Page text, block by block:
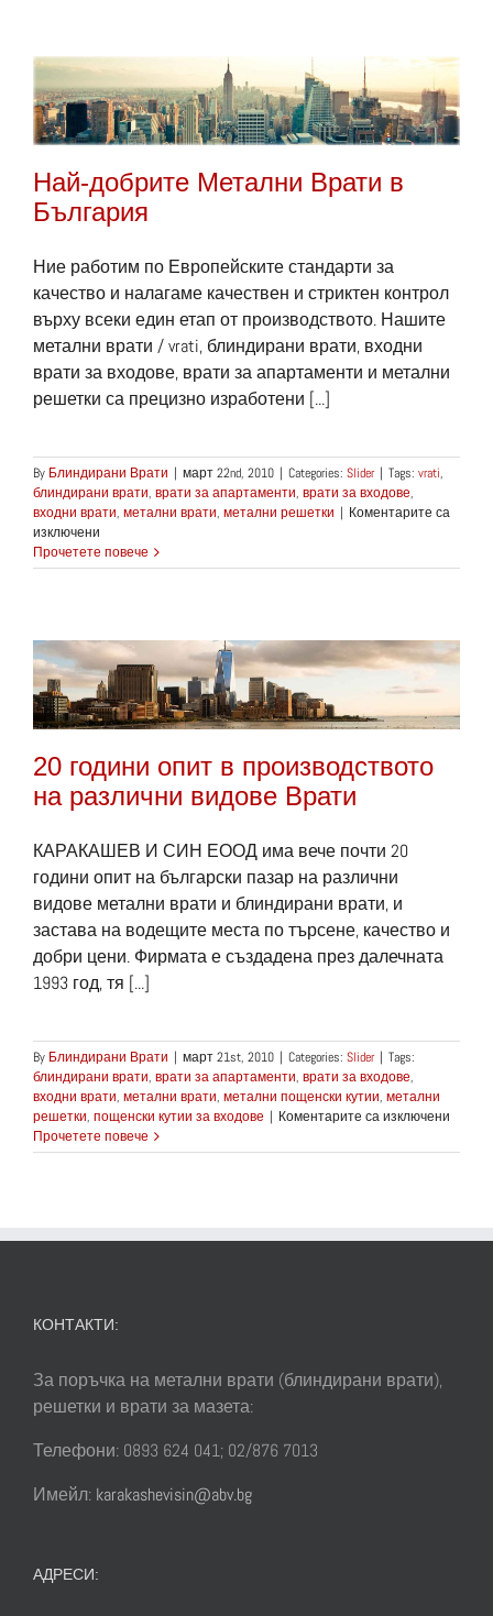
входни
врати
съчетана
с
и
качество
Най-добрите Метални Врати в
България
Ние работим по Европейските стандарти за
качество и налагаме качествен и стриктен контрол
върху всеки един етап от производството. Нашите
метални врати / vrati, блиндирани врати, входни
врати за входове, врати за апартаменти и метални
решетки са прецизно изработени [...]
By Блиндирани Врати | март 22nd, 2010 | Categories: Slider | Tags: vrati,
блиндирани врати, врати за апартаменти, врати за входове,
входни врати, метални врати, метални решетки | Коментарите са
изключени
Най-
добрите
България
Прочетете повече
20 години опит в производството
на различни видове Врати
КАРАКАШЕВ И СИН ЕООД има вече почти 20
години опит на български пазар на различни
видове метални врати и блиндирани врати, и
застава на водещите места по търсене, качество и
добри цени. Фирмата е създадена през далечната
1993 год, тя [...]
By Блиндирани Врати | март 21st, 2010 | Categories: Slider | Tags:
блиндирани врати, врати за апартаменти, врати за входове,
входни врати, метални врати, метални пощенски кутии, метални
решетки, пощенски кутии за входове | Коментарите са изключени
години
Прочетете повече
КОНТАКТИ:
За поръчка на метални врати (блиндирани врати),
решетки и врати за мазета:
Телефони: 0893 624 041; 02/876 7013
Имейл: karakashevisin@abv.bg
АДРЕСИ: